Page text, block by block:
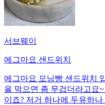
서브웨이
에그마요 샌드위치
에그마요 모닝빵 샌드위치
을 먹으면 좀 무겁더라고요
이죠? 저거 하나에 두유하